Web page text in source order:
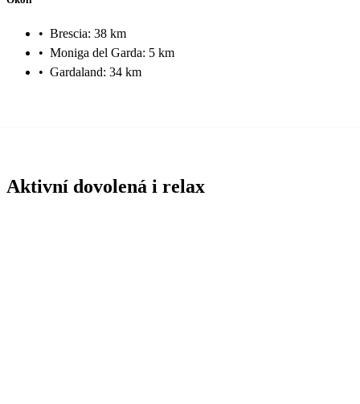
• Brescia: 38 km
• Moniga del Garda: 5 km
• Gardaland: 34 km
Aktivní dovolená i relax